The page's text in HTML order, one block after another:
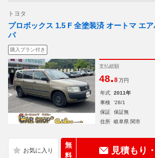
トヨタ
プロボックス 1.5 F 全塗装済 オートマ エ
パ
購入プラン付き
支払総額
48.8 万円
年式 2011年
車検
'28/1
保証
保証無
住所
岐阜県 関市
無
料
見積もり